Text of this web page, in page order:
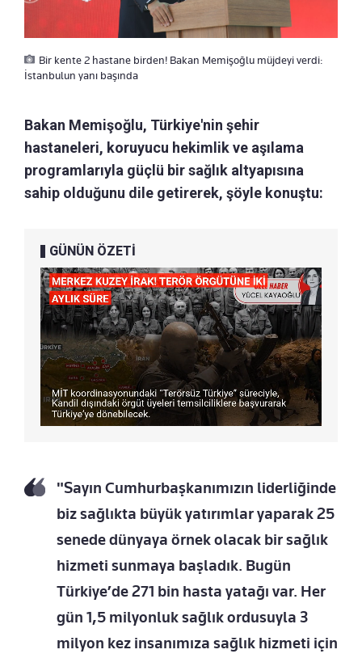
Bir kente 2 hastane birden! Bakan Memişoğlu müjdeyi verdi:
İstanbulun yanı başında
Bakan Memişoğlu, Türkiye'nin şehir
hastaneleri, koruyucu hekimlik ve aşılama
programlarıyla güçlü bir sağlık altyapısına
sahip olduğunu dile getirerek, şöyle konuştu:
GÜNÜN ÖZETİ
"Sayın Cumhurbaşkanımızın liderliğinde
biz sağlıkta büyük yatırımlar yaparak 25
senede dünyaya örnek olacak bir sağlık
hizmeti sunmaya başladık. Bugün
Türkiye’de 271 bin hasta yatağı var. Her
gün 1,5 milyonluk sağlık ordusuyla 3
milyon kez insanımıza sağlık hizmeti için